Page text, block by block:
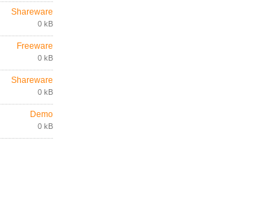
Shareware
0 kB
Freeware
0 kB
Shareware
0 kB
Demo
0 kB